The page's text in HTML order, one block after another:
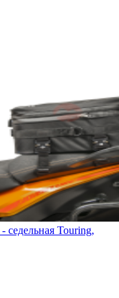
седельная Touring,